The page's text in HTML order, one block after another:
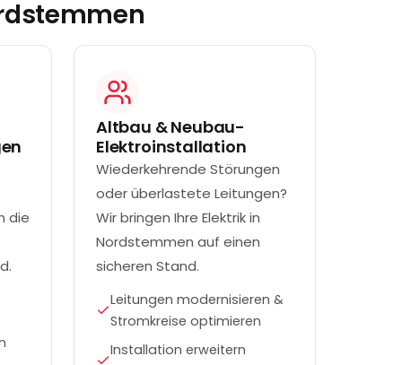
die
Altbau & Neubau-
Elektroinstallation
Wiederkehrende Störungen
oder überlastete Leitungen?
Wir bringen Ihre Elektrik in
Nordstemmen auf einen
sicheren Stand.
Leitungen modernisieren &
Stromkreise optimieren
Installation erweitern